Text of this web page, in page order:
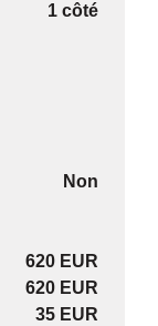
1 côté
Non
620 EUR
620 EUR
35 EUR